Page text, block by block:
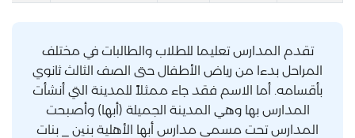
تقدم المدارس تعليما للطلاب والطالبات في مختلف
المراحل بدءا من رياض الأطفال حتى الصف الثالث ثانوي
بأقسامه. أما الاسم فقد جاء ممثلاً للمدينة التي أنشأت
المدارس بها وهي المدينة الجميلة (أبها) وأصبحت
المدارس تحت مسمى مدارس أبها الأهلية بنين _ بنات